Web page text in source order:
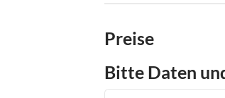
Preise
Bitte Daten